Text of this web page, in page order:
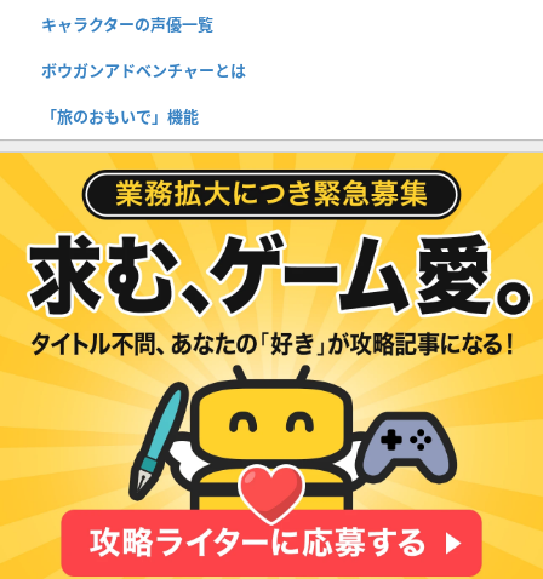
キャラクターの声優一覧
ボウガンアドベンチャーとは
「旅のおもいで」機能